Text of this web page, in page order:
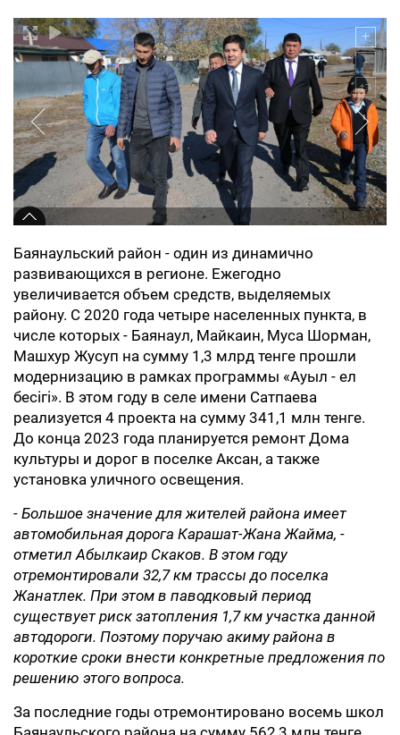
Баянаульский район - один из динамично
развивающихся в регионе. Ежегодно
увеличивается объем средств, выделяемых
району. С 2020 года четыре населенных пункта, в
числе которых - Баянаул, Майкаин, Муса Шорман,
Машхур Жусуп на сумму 1,3 млрд тенге прошли
модернизацию в рамках программы «Ауыл - ел
бесігі». В этом году в селе имени Сатпаева
реализуется 4 проекта на сумму 341,1 млн тенге.
До конца 2023 года планируется ремонт Дома
культуры и дорог в поселке Аксан, а также
установка уличного освещения.
- Большое значение для жителей района имеет
автомобильная дорога Карашат-Жана Жайма, -
отметил Абылкаир Скаков. В этом году
отремонтировали 32,7 км трассы до поселка
Жанатлек. При этом в паводковый период
существует риск затопления 1,7 км участка данной
автодороги. Поэтому поручаю акиму района в
короткие сроки внести конкретные предложения по
решению этого вопроса.
За последние годы отремонтировано восемь школ